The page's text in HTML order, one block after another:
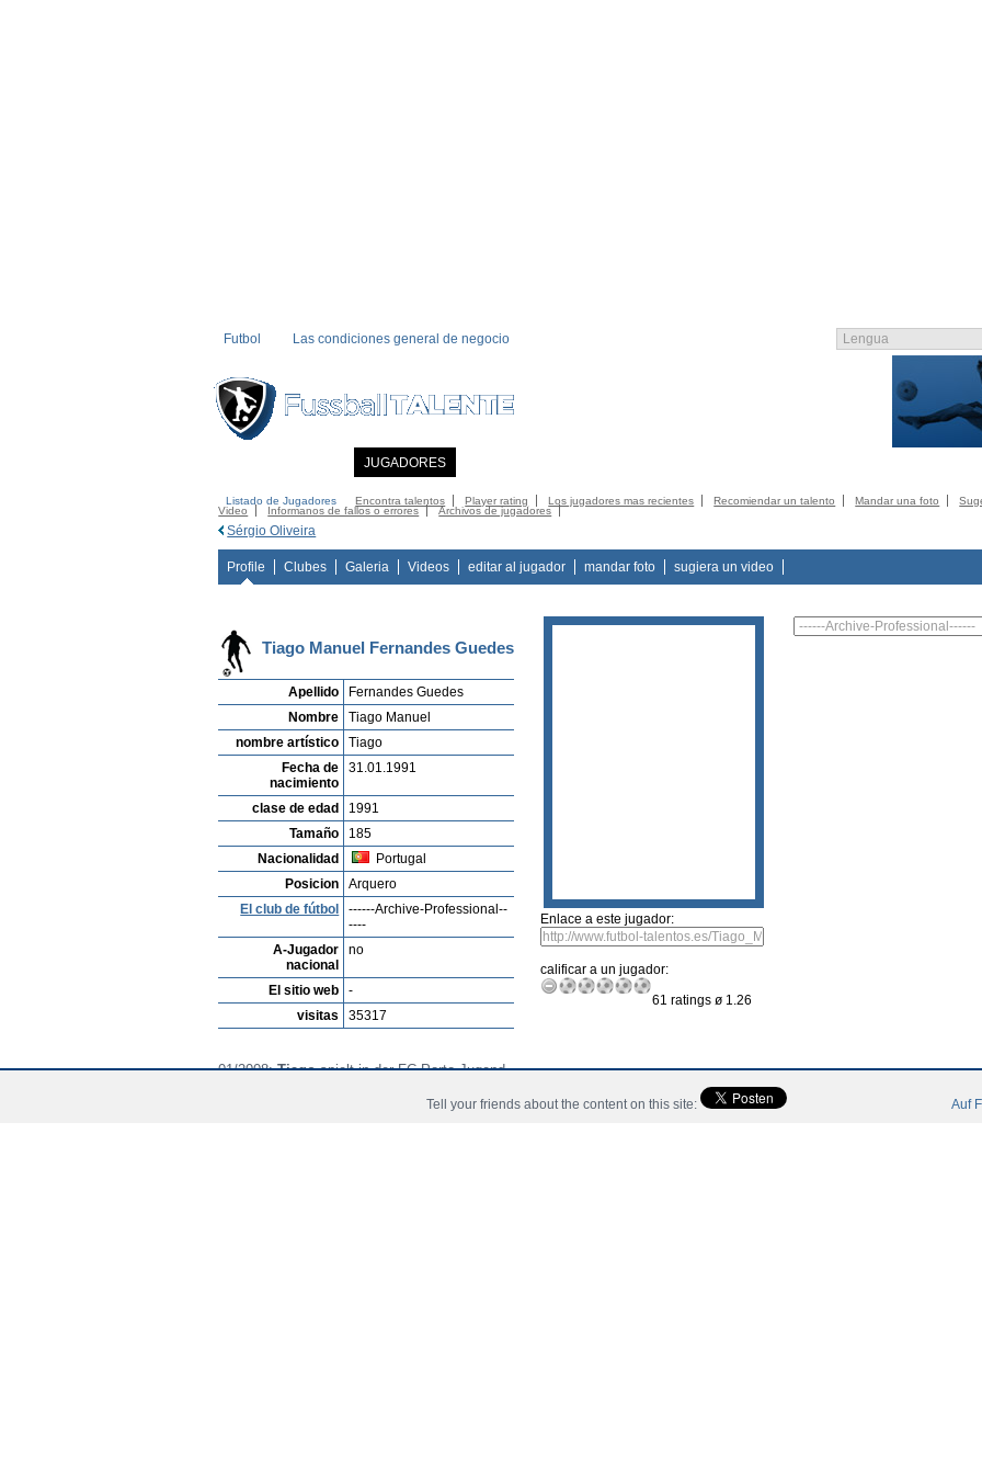
Futbol Las condiciones general de negocio
JUGADORES
Listado de Jugadores Encontra talentos Player rating Los jugadores mas recientes Recomiendar un talento Mandar una foto
Video
Informanos de fallos o errores Archivos de jugadores
Sérgio Oliveira
Profile Clubes Galeria Videos editar al jugador mandar foto sugiera un video
Tiago Manuel Fernandes Guedes
Apellido
Fernandes Guedes
Nombre
Tiago Manuel
nombre artístico
Tiago
Fecha de
nacimiento
31.01.1991
clase de edad
1991
Tamaño
185
Nacionalidad
Portugal
Posicion
Arquero
El club de fútbol
------Archive-Professional--
----
A-Jugador
nacional
no
El sitio web
-
visitas
35317
Enlace a este jugador:
calificar a un jugador:
61 ratings ø 1.26
01/2008:Tiagospielt in der FC Porto-Jugend.
Tell your friends about the content on this site: Auf